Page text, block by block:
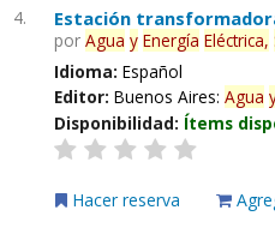
4. Estación
porAgua y Energía Eléctrica,
Idioma:Español
Editor:Buenos Aires:Agua
Disponibilidad: Ítems
Hacer reserva